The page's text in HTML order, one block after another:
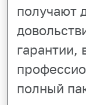
получают
гарантии,
полный